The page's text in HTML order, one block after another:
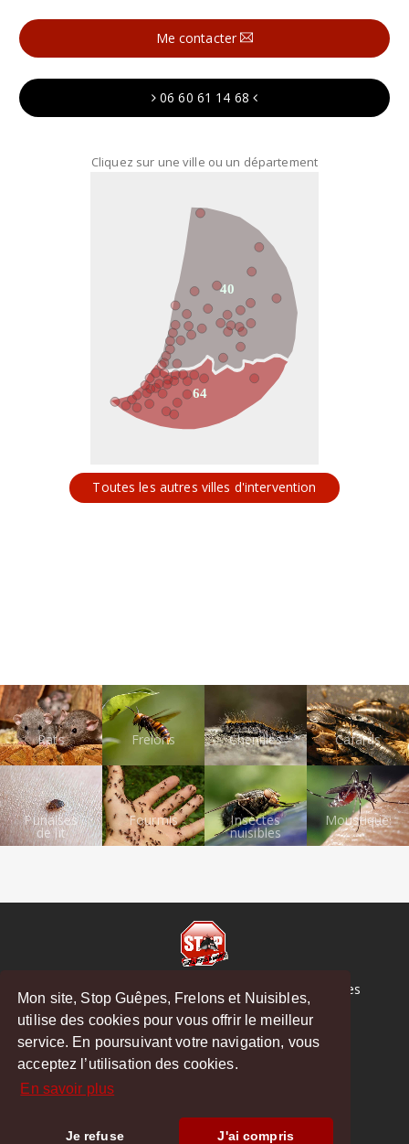
Mon site, Stop Guêpes, Frelons et Nuisibles,
utilise des cookies pour vous offrir le meilleur
service. En poursuivant votre navigation, vous
acceptez l’utilisation des cookies.
En savoir plus
Je refuse J'ai compris
Me contacter
06 60 61 14 68
Cliquez sur une ville ou un département
64
40
Toutes les autres villes d'intervention
Rats Frelons Chenilles Cafards
Punaises
de lit
Fourmis Insectes
nuisibles
Moustiques
© Copyright 2026 Stop Guêpes, Frelons et Nuisibles
Mentions légales
Créé par
MattWeb
Tosse
Soustons Seignosse